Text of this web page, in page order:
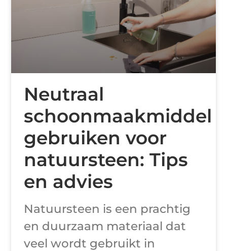
Neutraal
schoonmaakmiddel
gebruiken voor
natuursteen: Tips
en advies
Natuursteen is een prachtig
en duurzaam materiaal dat
veel wordt gebruikt in